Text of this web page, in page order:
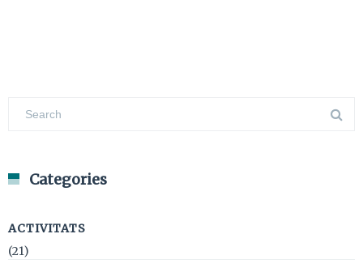
Categories
ACTIVITATS
(21)